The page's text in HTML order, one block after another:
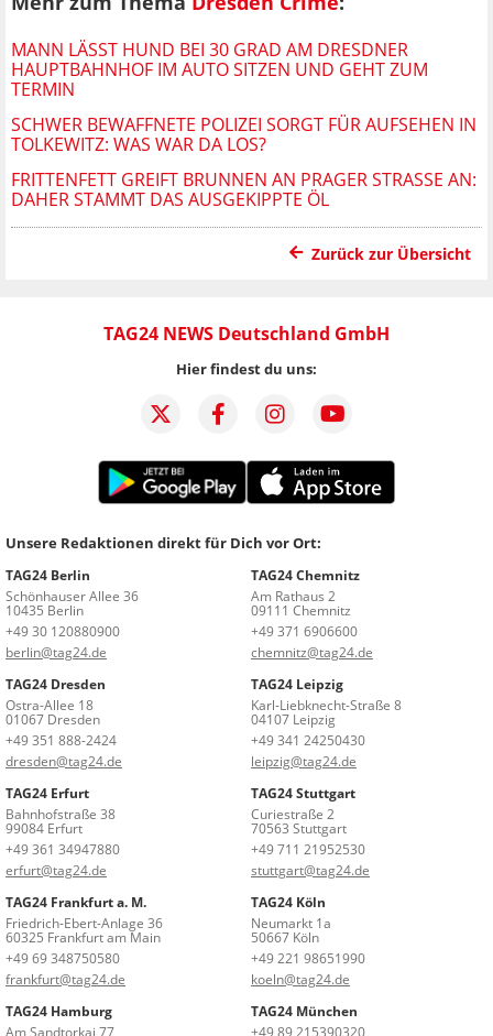
MANN LÄSST HUND BEI 30 GRAD AM DRESDNER
HAUPTBAHNHOF IM AUTO SITZEN UND GEHT ZUM
TERMIN
SCHWER BEWAFFNETE POLIZEI SORGT FÜR AUFSEHEN IN
TOLKEWITZ: WAS WAR DA LOS?
FRITTENFETT GREIFT BRUNNEN AN PRAGER STRASSE AN: D
AHER STAMMT DAS AUSGEKIPPTE ÖL
Zurück zur Übersicht
TAG24 NEWS Deutschland GmbH
Hier findest du uns:
Unsere Redaktionen direkt für Dich vor Ort:
TAG24 Berlin
Schönhauser Allee 36
10435 Berlin
+49 30 120880900
berlin@tag24.de
TAG24 Chemnitz
Am Rathaus 2
09111 Chemnitz
+49 371 6906600
chemnitz@tag24.de
TAG24 Dresden
Ostra-Allee 18
01067 Dresden
+49 351 888-2424
dresden@tag24.de
TAG24 Leipzig
Karl-Liebknecht-Straße 8
04107 Leipzig
+49 341 24250430
leipzig@tag24.de
TAG24 Erfurt
Bahnhofstraße 38
99084 Erfurt
+49 361 34947880
erfurt@tag24.de
TAG24 Stuttgart
Curiestraße 2
70563 Stuttgart
+49 711 21952530
stuttgart@tag24.de
TAG24 Frankfurt a. M.
Friedrich-Ebert-Anlage 36
60325 Frankfurt am Main
+49 69 348750580
frankfurt@tag24.de
TAG24 Köln
Neumarkt 1a
50667 Köln
+49 221 98651990
koeln@tag24.de
TAG24 Hamburg
Am Sandtorkai 77
TAG24 München
+49 89 215390320